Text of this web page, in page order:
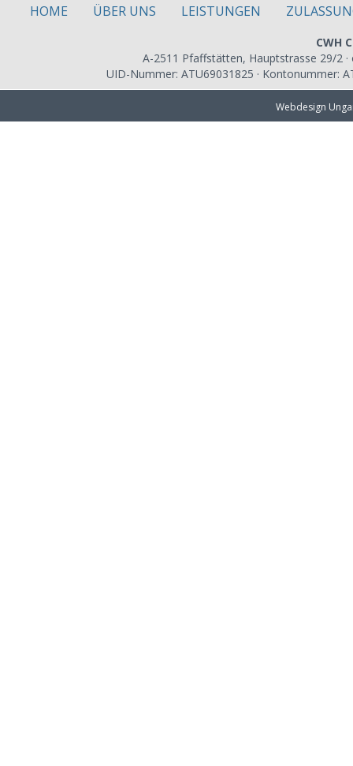
HOME ÜBER UNS LEISTUNGEN
CWH
A-2511 Pfaffstätten, Hauptstrasse 29/2 ·
UID-Nummer: ATU69031825 · Kontonummer:
Webdesign